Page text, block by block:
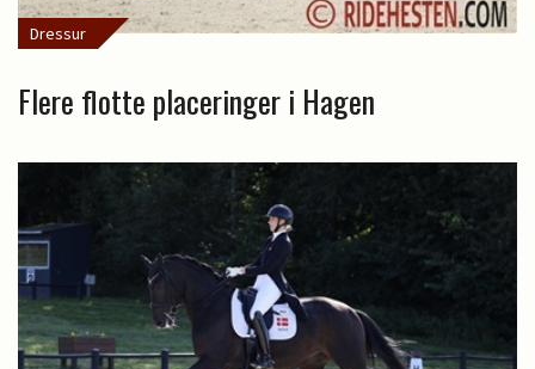
Dressur
Flere flotte placeringer i Hagen